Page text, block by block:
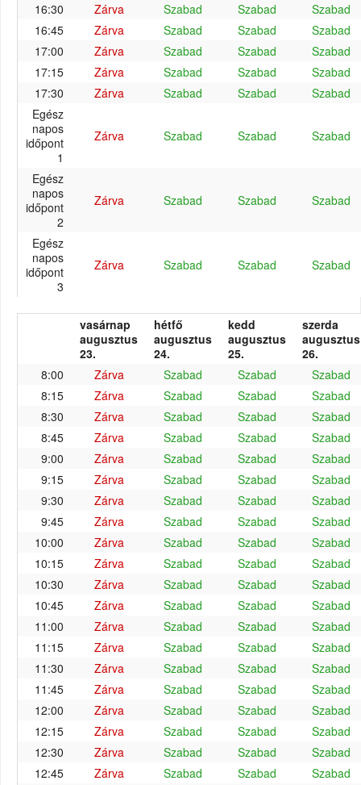
16:30 Zárva Szabad Szabad
Szabad
16:45
Zárva Szabad Szabad
Szabad
17:00
Zárva Szabad Szabad
Szabad
17:15
Zárva Szabad Szabad
Szabad
17:30
Zárva Szabad Szabad
Szabad
Egész
napos
időpont
1
Zárva Szabad Szabad Szabad
Egész
napos
időpont
2
Zárva Szabad Szabad Szabad
Egész
napos
időpont
3
Zárva Szabad Szabad Szabad
vasárnap
augusztus
23.
hétfő
augusztus
24.
kedd
augusztus
25.
szerda
augusztus
26.
8:00
Zárva Szabad Szabad
Szabad
8:15
Zárva Szabad Szabad
Szabad
8:30
Zárva Szabad Szabad
Szabad
8:45
Zárva Szabad Szabad
Szabad
9:00
Zárva Szabad Szabad
Szabad
9:15
Zárva Szabad Szabad
Szabad
9:30
Zárva Szabad Szabad
Szabad
9:45
Zárva Szabad Szabad
Szabad
10:00
Zárva Szabad Szabad
Szabad
10:15
Zárva Szabad Szabad
Szabad
10:30
Zárva Szabad Szabad
Szabad
10:45
Zárva Szabad Szabad
Szabad
11:00
Zárva Szabad Szabad
Szabad
11:15
Zárva Szabad Szabad
Szabad
11:30
Zárva Szabad Szabad
Szabad
11:45
Zárva Szabad Szabad
Szabad
12:00
Zárva Szabad Szabad
Szabad
12:15
Zárva Szabad Szabad
Szabad
12:30
Zárva Szabad Szabad
Szabad
12:45
Zárva Szabad Szabad
Szabad